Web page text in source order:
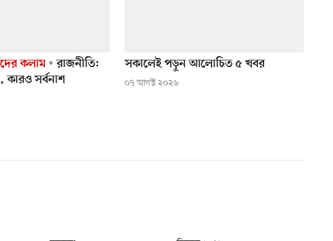
কলাম
রাজনীতি:
সর্বনাশ
সকালেই পড়ুন আলোচিত ৫ খবর
০৭ আগস্ট ২০২৬